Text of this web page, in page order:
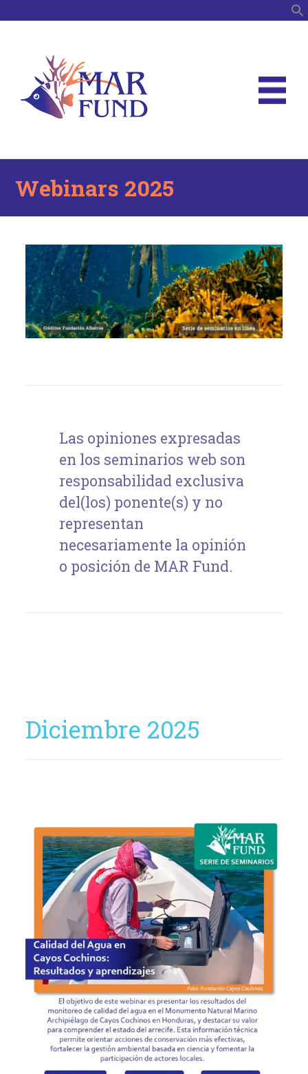
Webinars 2025
Las opiniones expresadas
en los seminarios web son
responsabilidad exclusiva
del(los) ponente(s) y no
representan
necesariamente la opinión
o posición de MAR Fund.
Diciembre 2025